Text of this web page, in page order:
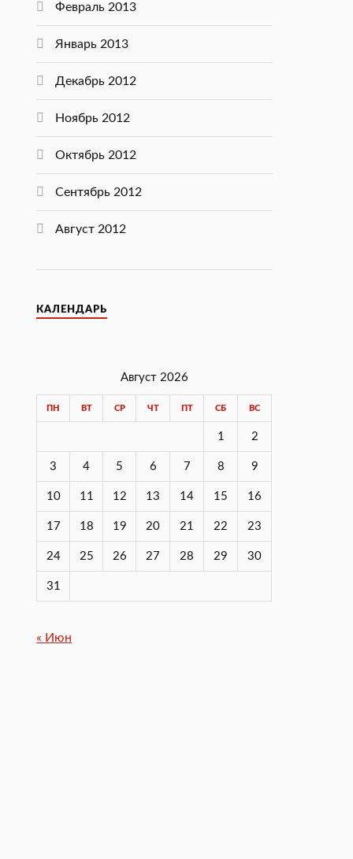
Февраль 2013
Январь 2013
Декабрь 2012
Ноябрь 2012
Октябрь 2012
Сентябрь 2012
Август 2012
КАЛЕНДАРЬ
Август 2026
ПН ВТ СР ЧТ ПТ СБ ВС
1 2
3 4 5 6 7 8 9
10 11 12 13 14 15 16
17 18 19 20 21 22 23
24 25 26 27 28 29 30
31
« Июн